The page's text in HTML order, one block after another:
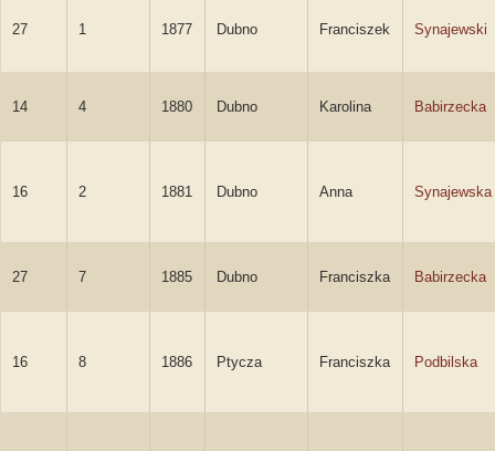
27 1 1877 Dubno Franciszek Synajewski
14 4 1880 Dubno Karolina Babirzecka
16 2 1881 Dubno Anna Synajewska
27 7 1885 Dubno Franciszka Babirzecka
16 8 1886 Ptycza Franciszka Podbilska